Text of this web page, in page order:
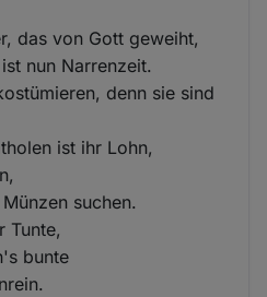
das von Gott geweiht,
nun Narrenzeit.
denn sie sind
ist ihr Lohn,
suchen.
Tunte,
bunte